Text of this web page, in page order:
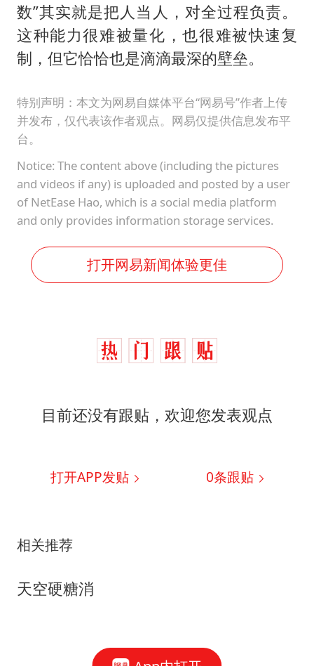
数”其实就是把人当人，对全过程负责。
这种能力很难被量化，也很难被快速复
制，但它恰恰也是滴滴最深的壁垒。
特别声明：本文为网易自媒体平台“网易号”作者上传
并发布，仅代表该作者观点。网易仅提供信息发布平
台。
Notice: The content above (including the pictures
and videos if any) is uploaded and posted by a user
of NetEase Hao, which is a social media platform
and only provides information storage services.
打开网易新闻体验更佳
目前还没有跟贴，欢迎您发表观点
打开APP发贴 0条跟贴
相关推荐
天空硬糖消